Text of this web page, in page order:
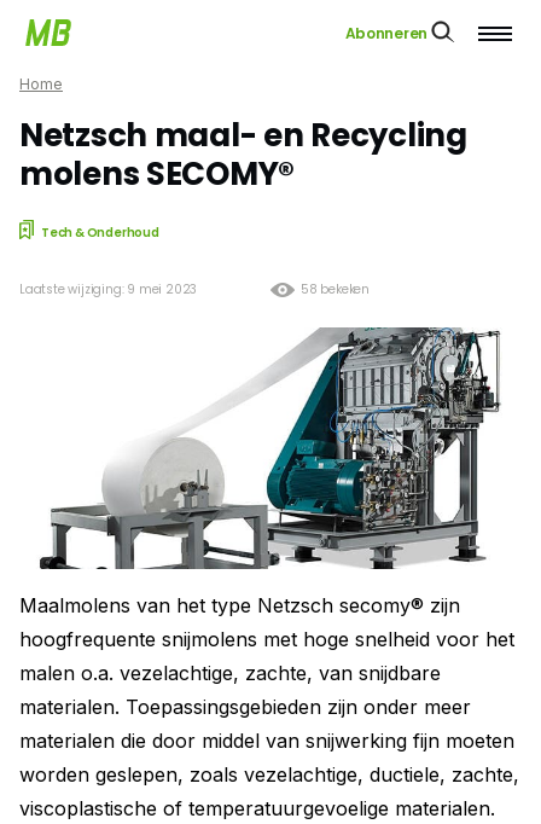
Abonneren
Home
Netzsch maal- en Recycling
molens SECOMY®
Tech & Onderhoud
58 bekeken
Laatste wijziging: 9 mei 2023
Maalmolens van het type Netzsch secomy® zijn
hoogfrequente snijmolens met hoge snelheid voor het
malen o.a. vezelachtige, zachte, van snijdbare
materialen. Toepassingsgebieden zijn onder meer
materialen die door middel van snijwerking fijn moeten
worden geslepen, zoals vezelachtige, ductiele, zachte,
viscoplastische of temperatuurgevoelige materialen.